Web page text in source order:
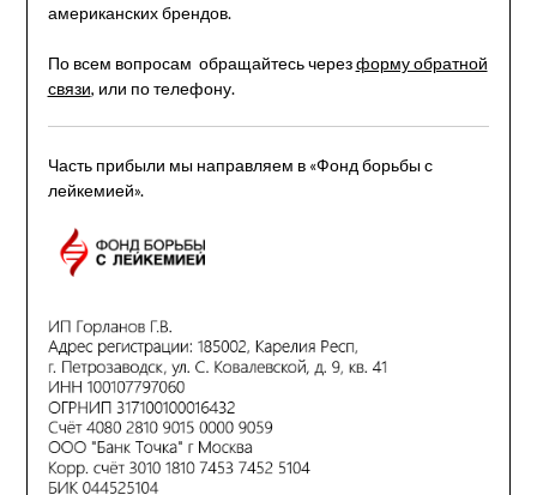
американских брендов.
По всем вопросам обращайтесь черезформу обратной
связи, или по телефону.
Часть прибыли мы направляем в «Фонд борьбы с
лейкемией».